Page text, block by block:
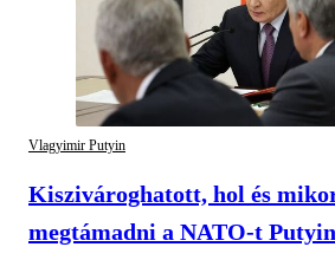
Vlagyimir Putyin
Kiszivároghatott, hol és
megtámadni a NATO-t